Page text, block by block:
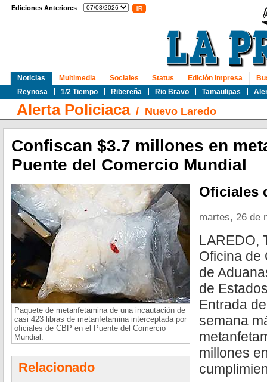
Ediciones Anteriores
Noticias
Reynosa
1/2 Tiempo Ribereña Rio Bravo Tamaulipas
Multimedia Sociales Status Edición Impresa
Alerta Policiaca/ Nuevo Laredo
Confiscan $3.7 millones en
Puente del Comercio Mundial
Paquete de metanfetamina de una incautación de
casi 423 libras de metanfetamina interceptada por
oficiales de CBP en el Puente del Comercio
Mundial.
Relacionado
Oficiales
martes, 26 de
LAREDO,
Oficina de
de
de
Entrada
semana
millones